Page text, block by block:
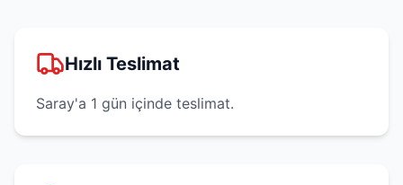
Hızlı Teslimat
Saray'a 1 gün içinde teslimat.